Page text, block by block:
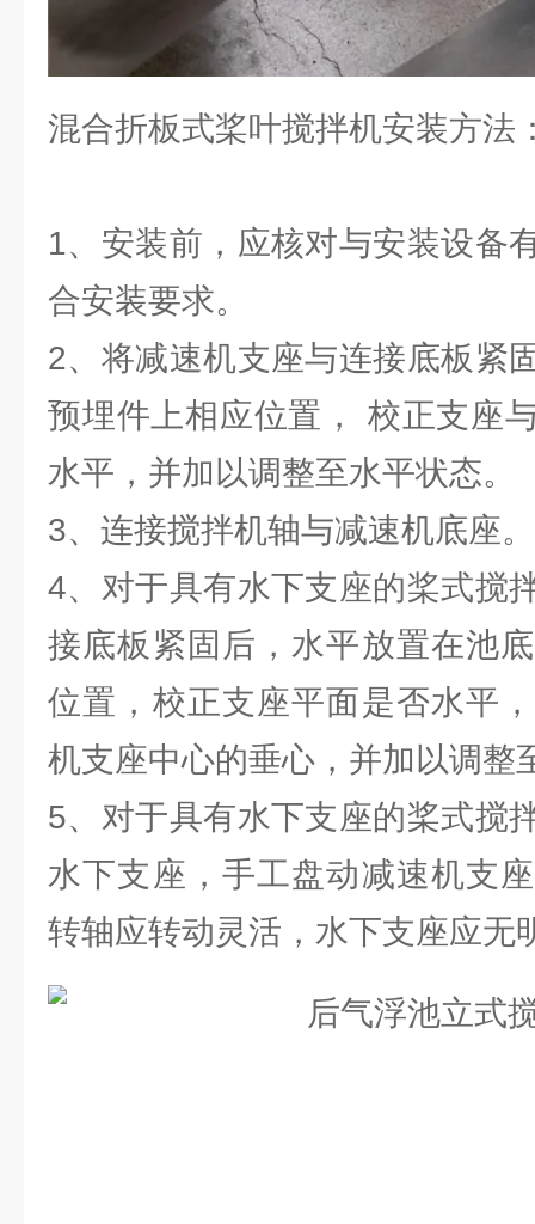
混合折板式桨叶搅拌机安装方法
1、安装前，应核对与安装设备
合安装要求。
2、将减速机支座与连接底板紧
预埋件上相应位置， 校正支座
水平，并加以调整至水平状态。
3、连接搅拌机轴与减速机底座。
4、对于具有水下支座的桨式搅
接底板紧固后，水平放置在池
位置，校正支座平面是否水平
机支座中心的垂心，并加以调整
5、对于具有水下支座的桨式搅
水下支座，手工盘动减速机支
转轴应转动灵活，水下支座应无